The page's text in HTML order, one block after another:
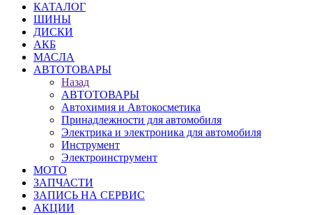
КАТАЛОГ
ШИНЫ
ДИСКИ
АКБ
МАСЛА
АВТОТОВАРЫ
Назад
АВТОТОВАРЫ
Автохимия и Автокосметика
Принадлежности для автомобиля
Электрика и электроника для автомобиля
Инструмент
Электроинструмент
МОТО
ЗАПЧАСТИ
ЗАПИСЬ НА СЕРВИС
АКЦИИ